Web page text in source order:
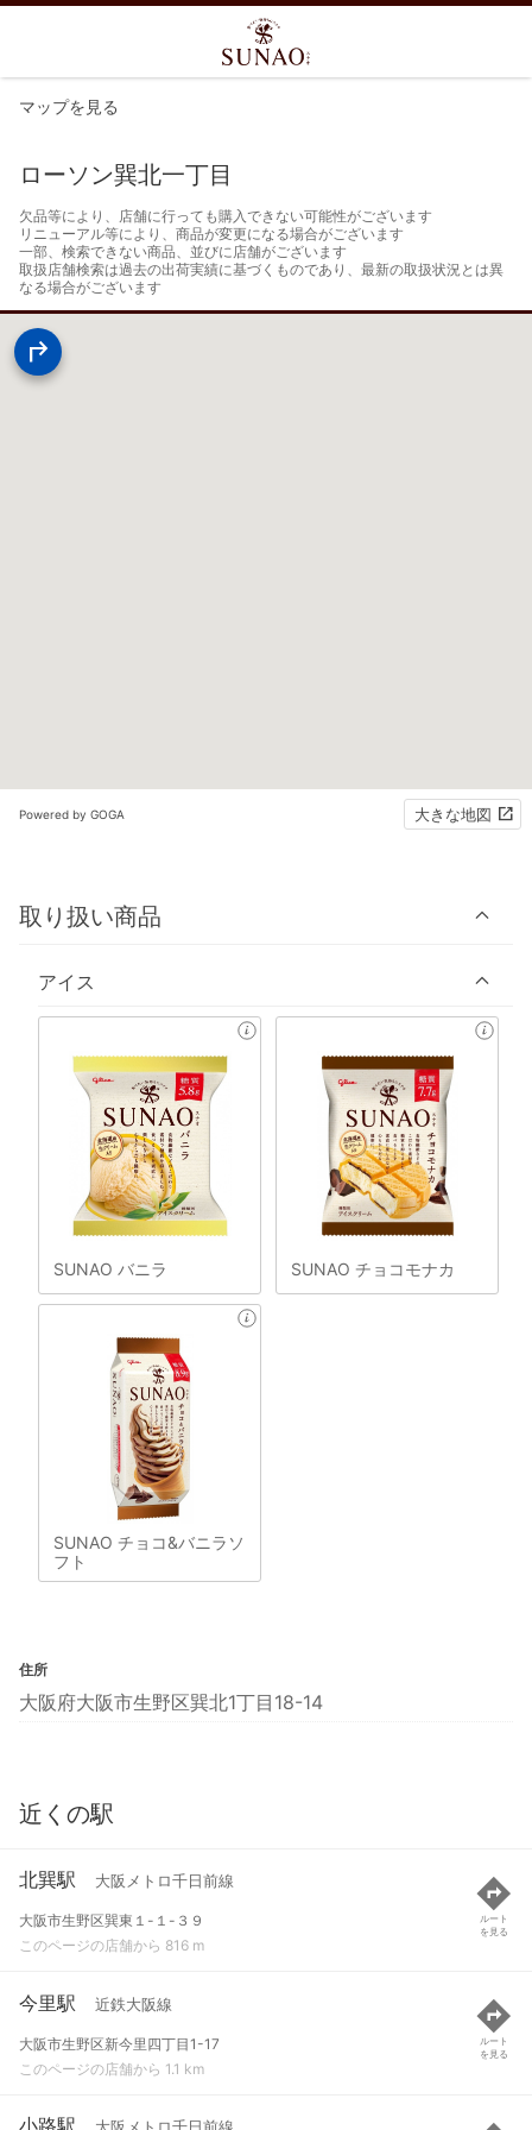
マップを見る
ローソン巽北一丁目
欠品等により、店舗に行っても購入できない可能性がございます
リニューアル等により、商品が変更になる場合がございます
一部、検索できない商品、並びに店舗がございます
取扱店舗検索は過去の出荷実績に基づくものであり、最新の取扱状況とは異
なる場合がございます
Powered by GOGA 大きな地図
取り扱い商品
アイス
SUNAO バニラ SUNAO チョコモナカ
SUNAO チョコ&バニラソ
フト
住所
大阪府大阪市生野区巽北1丁目18-14
近くの駅
北巽駅 大阪メトロ千日前線
大阪市生野区巽東１-１-３９
このページの店舗から 816 m
ルート
を見る
今里駅 近鉄大阪線
大阪市生野区新今里四丁目1-17
このページの店舗から 1.1 km
ルート
を見る
小路駅